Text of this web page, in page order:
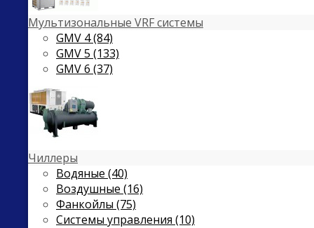
Мультизональные VRF системы
GMV 4 (84)
GMV 5 (133)
GMV 6 (37)
Чиллеры
Водяные (40)
Воздушные (16)
Фанкойлы (75)
Системы управления (10)